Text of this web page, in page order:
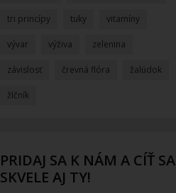
tri princípy tuky vitamíny
vývar výživa zelenina
závislosť črevná flóra žalúdok
žlčník
PRIDAJ SA K NÁM A CÍŤ SA
SKVELE AJ TY!